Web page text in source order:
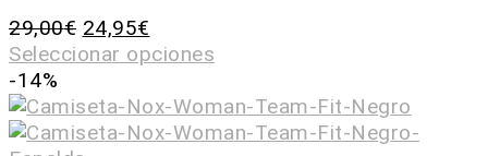
29,00€ 24,95€
Seleccionar opciones
-14%